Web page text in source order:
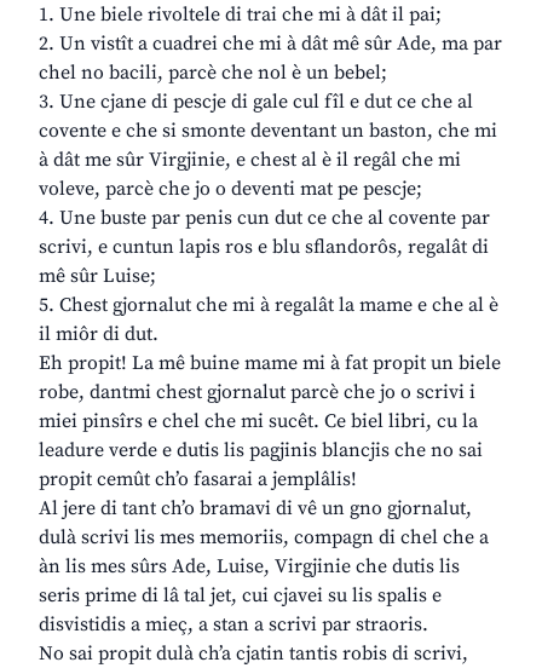
1. Une biele rivoltele di trai che mi à dât il pai;
2. Un vistît a cuadrei che mi à dât mê sûr Ade, ma par
chel no bacili, parcè che nol è un bebel;
3. Une cjane di pescje di gale cul fîl e dut ce che al
covente e che si smonte deventant un baston, che mi
à dât me sûr Virgjinie, e chest al è il regâl che mi
voleve, parcè che jo o deventi mat pe pescje;
4. Une buste par penis cun dut ce che al covente par
scrivi, e cuntun lapis ros e blu sflandorôs, regalât di
mê sûr Luise;
5. Chest gjornalut che mi à regalât la mame e che al è
il miôr di dut.
Eh propit! La mê buine mame mi à fat propit un biele
robe, dantmi chest gjornalut parcè che jo o scrivi i
miei pinsîrs e chel che mi sucêt. Ce biel libri, cu la
leadure verde e dutis lis pagjinis blancjis che no sai
propit cemût ch’o fasarai a jemplâlis!
Al jere di tant ch’o bramavi di vê un gno gjornalut,
dulà scrivi lis mes memoriis, compagn di chel che a
àn lis mes sûrs Ade, Luise, Virgjinie che dutis lis
seris prime di lâ tal jet, cui cjavei su lis spalis e
disvistidis a mieç, a stan a scrivi par straoris.
No sai propit dulà ch’a cjatin tantis robis di scrivi,